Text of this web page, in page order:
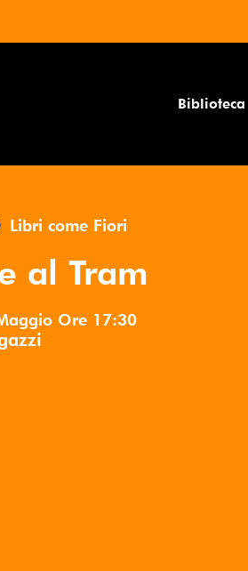
Biblioteca
Libri come Fiori
al Tram
Ore 17:30